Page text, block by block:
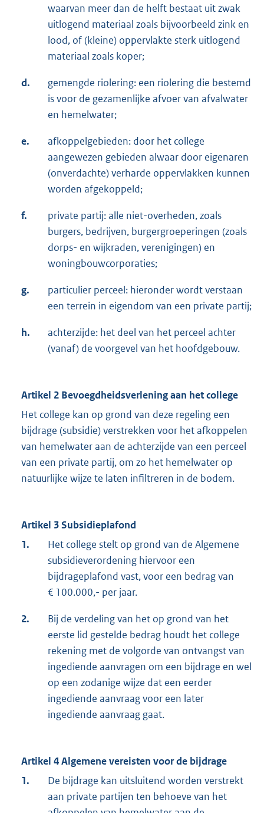
waarvan meer dan de helft bestaat uit zwak
uitlogend materiaal zoals bijvoorbeeld zink en
lood, of (kleine) oppervlakte sterk uitlogend
materiaal zoals koper;
d.
gemengde riolering: een riolering die bestemd
is voor de gezamenlijke afvoer van afvalwater
en hemelwater;
e.
afkoppelgebieden: door het college
aangewezen gebieden alwaar door eigenaren
(onverdachte) verharde oppervlakken kunnen
worden afgekoppeld;
f.
private partij: alle niet-overheden, zoals
burgers, bedrijven, burgergroeperingen (zoals
dorps- en wijkraden, verenigingen) en
woningbouwcorporaties;
g.
particulier perceel: hieronder wordt verstaan
een terrein in eigendom van een private partij;
h.
achterzijde: het deel van het perceel achter
(vanaf) de voorgevel van het hoofdgebouw.
Artikel 2 Bevoegdheidsverlening aan het college
Het college kan op grond van deze regeling een
bijdrage (subsidie) verstrekken voor het afkoppelen
van hemelwater aan de achterzijde van een perceel
van een private partij, om zo het hemelwater op
natuurlijke wijze te laten infiltreren in de bodem.
Artikel 3 Subsidieplafond
1.
Het college stelt op grond van de Algemene
subsidieverordening hiervoor een
bijdrageplafond vast, voor een bedrag van
€ 100.000,- per jaar.
2.
Bij de verdeling van het op grond van het
eerste lid gestelde bedrag houdt het college
rekening met de volgorde van ontvangst van
ingediende aanvragen om een bijdrage en wel
op een zodanige wijze dat een eerder
ingediende aanvraag voor een later
ingediende aanvraag gaat.
Artikel 4 Algemene vereisten voor de bijdrage
1.
De bijdrage kan uitsluitend worden verstrekt
aan private partijen ten behoeve van het